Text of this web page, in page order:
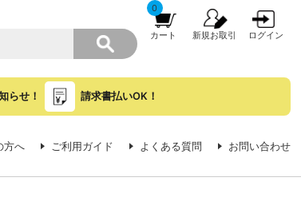
0
カート 新規お取引 ログイン
らせ！ 請求書払いOK！
方へ ご利用ガイド よくある質問 お問い合わせ